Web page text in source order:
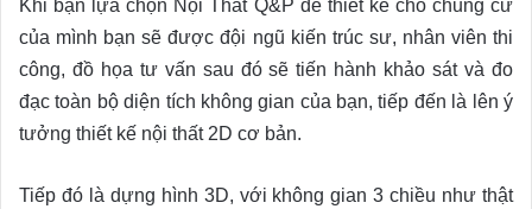
Khi bạn lựa chọn Nội Thất Q&P để thiết kế cho chung cư
của mình bạn sẽ được đội ngũ kiến trúc sư, nhân viên thi
công, đồ họa tư vấn sau đó sẽ tiến hành khảo sát và đo
đạc toàn bộ diện tích không gian của bạn, tiếp đến là lên ý
tưởng thiết kế nội thất 2D cơ bản.
Tiếp đó là dựng hình 3D, với không gian 3 chiều như thật